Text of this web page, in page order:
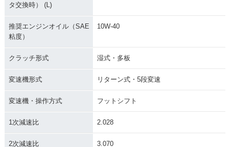
タ交換時） (L)
推奨エンジンオイル（SAE
粘度）
10W-40
クラッチ形式 湿式・多板
変速機形式 リターン式・5段変速
変速機・操作方式 フットシフト
1次減速比 2.028
2次減速比 3.070